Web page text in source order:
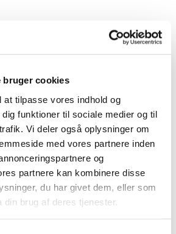
bruger cookies
at tilpasse vores indhold og
funktioner til sociale medier og til
Vi deler også oplysninger om
med vores partnere inden
og
partnere kan kombinere disse
du har givet dem, eller som
din brug af deres tjenester.